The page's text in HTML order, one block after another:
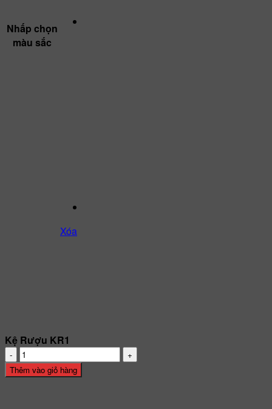
Nhấp chọn
màu sắc
Xóa
Kệ Rượu KR1
Kệ
Rượu
KR1
Thêm vào giỏ hàng